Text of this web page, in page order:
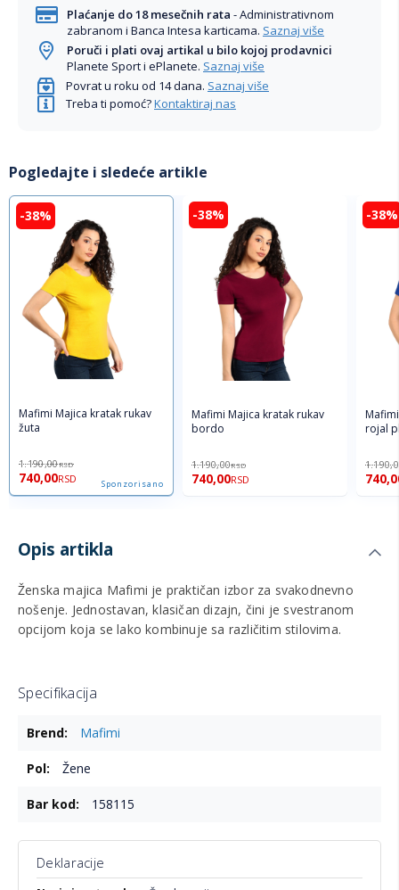
Plaćanje do 18 mesečnih rata - Administrativnom
zabranom i Banca Intesa karticama. Saznaj više
Poruči i plati ovaj artikal u bilo kojoj prodavnici
Planete Sport i ePlanete. Saznaj više
Povrat u roku od 14 dana. Saznaj više
Treba ti pomoć?Kontaktiraj nas
Pogledajte i sledeće artikle
-38%
Mafimi Majica kratak rukav
žuta
1.190,00RSD
740,00RSD Sponzorisano
-38%
Mafimi Majica kratak rukav
bordo
1.190,00RSD
740,00RSD
-38%
rojal
Opis artikla
Ženska majica Mafimi je praktičan izbor za svakodnevno
nošenje. Jednostavan, klasičan dizajn, čini je svestranom
opcijom koja se lako kombinuje sa različitim stilovima.
Specifikacija
informacijaMafimi
Žene
158115
Deklaracije
Više